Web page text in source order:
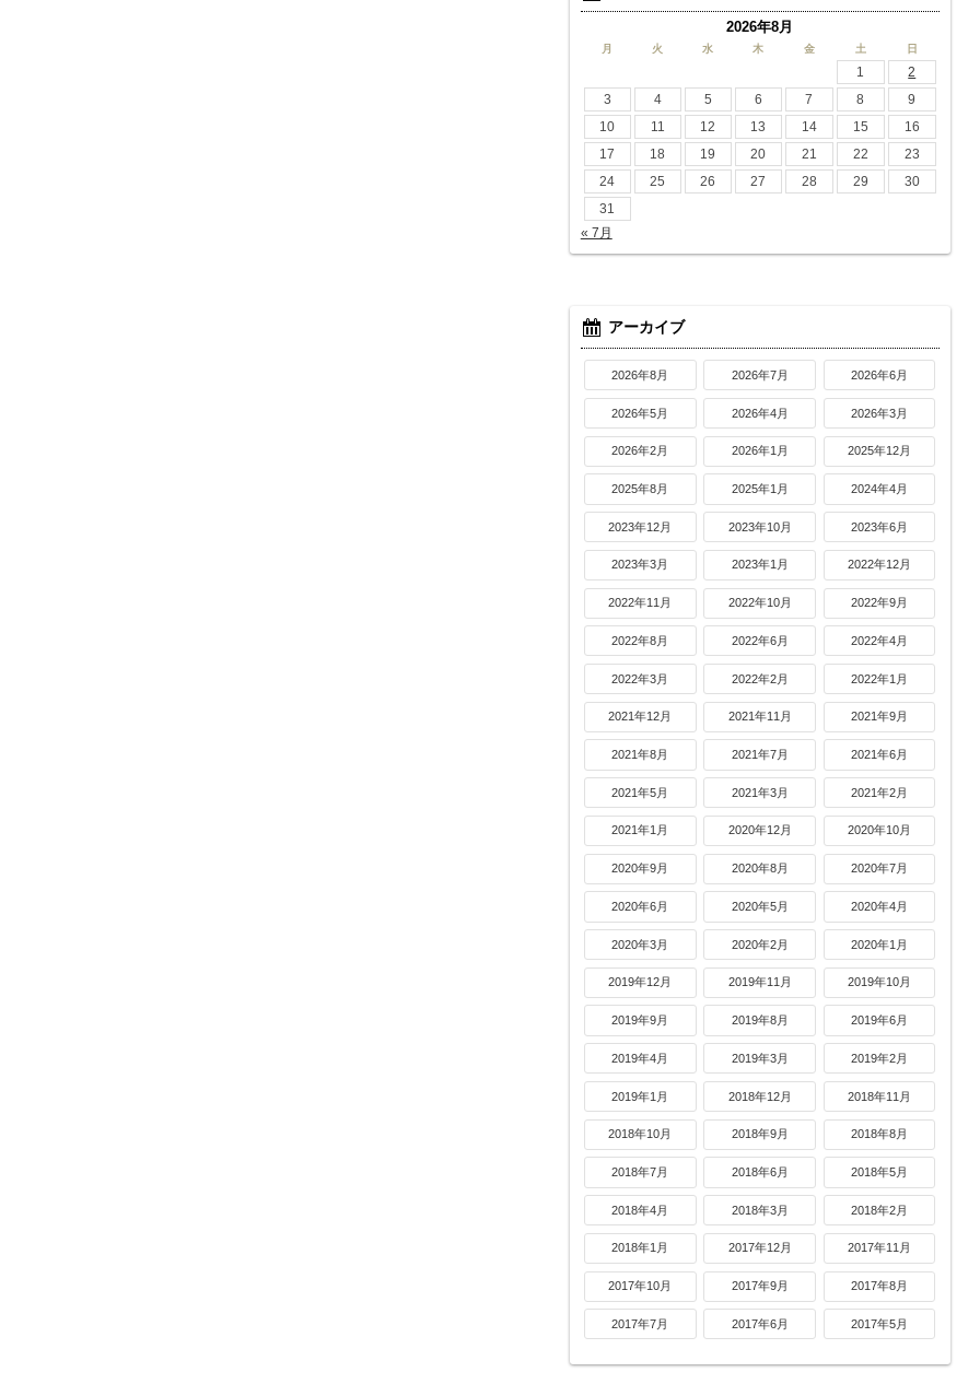
2026年8月
月 火 水 木 金 土 日
1
2
3
4 5 6 7 8
9
10
11 12 13 14 15
16
17
18 19 20 21 22
23
24
25 26 27 28 29
30
31
« 7月
アーカイブ
2026年8月 2026年7月 2026年6月
2026年5月 2026年4月 2026年3月
2026年2月 2026年1月 2025年12月
2025年8月 2025年1月 2024年4月
2023年12月 2023年10月 2023年6月
2023年3月 2023年1月 2022年12月
2022年11月 2022年10月 2022年9月
2022年8月 2022年6月 2022年4月
2022年3月 2022年2月 2022年1月
2021年12月 2021年11月 2021年9月
2021年8月 2021年7月 2021年6月
2021年5月 2021年3月 2021年2月
2021年1月 2020年12月 2020年10月
2020年9月 2020年8月 2020年7月
2020年6月 2020年5月 2020年4月
2020年3月 2020年2月 2020年1月
2019年12月 2019年11月 2019年10月
2019年9月 2019年8月 2019年6月
2019年4月 2019年3月 2019年2月
2019年1月 2018年12月 2018年11月
2018年10月 2018年9月 2018年8月
2018年7月 2018年6月 2018年5月
2018年4月 2018年3月 2018年2月
2018年1月 2017年12月 2017年11月
2017年10月 2017年9月 2017年8月
2017年7月 2017年6月 2017年5月